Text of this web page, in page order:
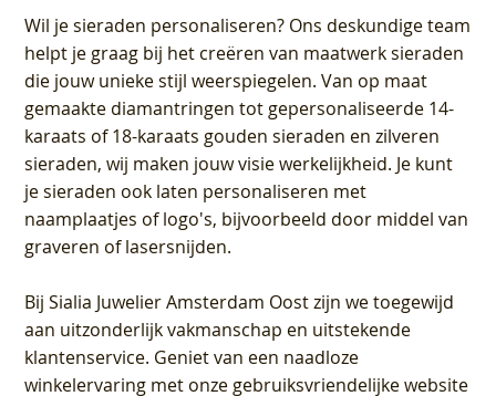
Wil je sieraden personaliseren? Ons deskundige team
helpt je graag bij het creëren van maatwerk sieraden
die jouw unieke stijl weerspiegelen. Van op maat
gemaakte diamantringen tot gepersonaliseerde 14-
karaats of 18-karaats gouden sieraden en zilveren
sieraden, wij maken jouw visie werkelijkheid. Je kunt
je sieraden ook laten personaliseren met
naamplaatjes of logo's, bijvoorbeeld door middel van
graveren of lasersnijden.
BijSialia Juwelier Amsterdam Oostzijn we toegewijd
aan uitzonderlijk vakmanschap en uitstekende
klantenservice. Geniet van een naadloze
winkelervaring met onze gebruiksvriendelijke website